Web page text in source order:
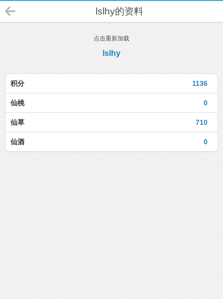
lslhy的资料
点击重新加载
lslhy
1136
积分
0
仙桃
710
仙草
0
仙酒